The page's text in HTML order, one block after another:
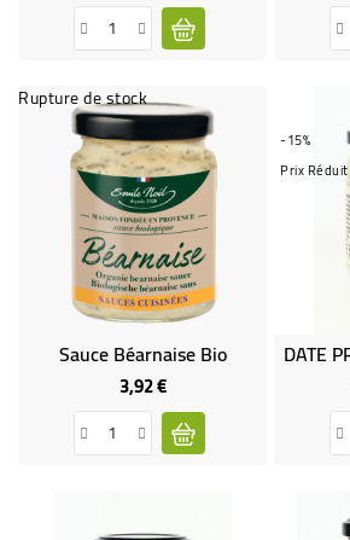
Rupture de stock
Sauce Béarnaise Bio
3,92 €Prix
-15%
Prix Réduit